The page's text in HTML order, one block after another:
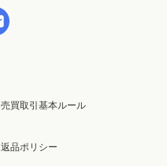
売買取引基本ルール
返品ポリシー